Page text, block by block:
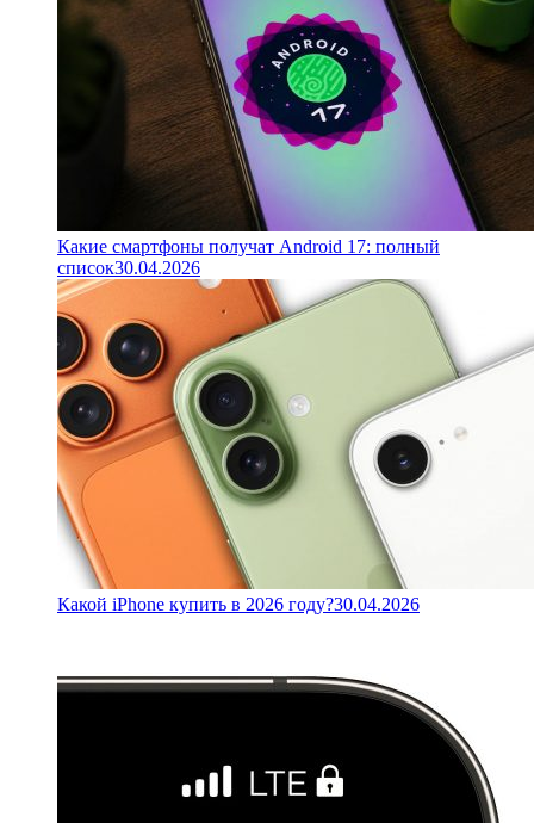
Какие смартфоны получат Android 17: полный
список30.04.2026
Какой iPhone купить в 2026 году?30.04.2026